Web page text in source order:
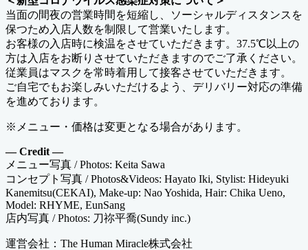
当面の間夜の営業時間を短縮し、ソーシャルディスタンスを
保つため入店人数を制限して営業いたします。
お客様の入店時に検温をさせていただきます。37.5℃以上の
方は入店をお断りさせていただきますのでご了承ください。
従業員はマスクを常時着用して接客させていただきます。
ご自宅でもお楽しみいただけるよう、デリバリー対応の準備
を進めております。
※メニュー・価格は変更となる場合があります。
— Credit —
メニュー写真 / Photos: Keita Sawa
コンセプト写真 / Photos&Videos: Hayato Iki, Stylist: Hideyuki
Kanemitsu(CEKAI), Make-up: Nao Yoshida, Hair: Chika Ueno,
Model: RHYME, EunSang
店内写真 / Photos: 刀祢平喬(Sundy inc.)
運営会社：The Human Miracle株式会社